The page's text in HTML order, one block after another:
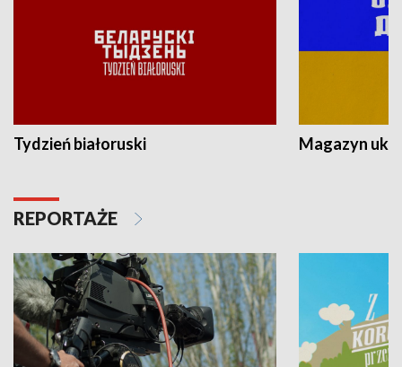
Tydzień białoruski Magazyn
REPORTAŻE